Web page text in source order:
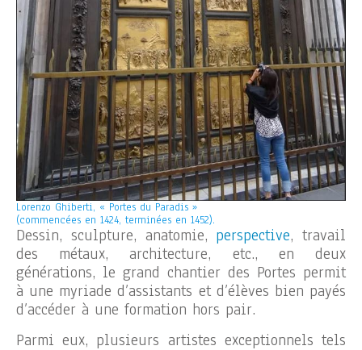
Lorenzo Ghiberti, « Portes du Paradis »
(commencées en 1424, terminées en 1452).
Dessin, sculpture, anatomie, perspective, travail
des métaux, architecture, etc., en deux
générations, le grand chantier des Portes permit
à une myriade d’assistants et d’élèves bien payés
d’accéder à une formation hors pair.
Parmi eux, plusieurs artistes exceptionnels tels